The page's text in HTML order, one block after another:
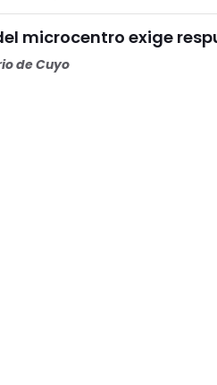
microcentro exige
de Cuyo